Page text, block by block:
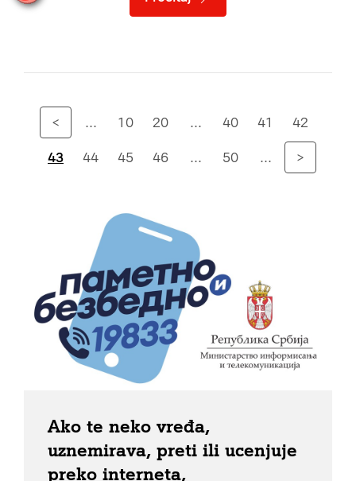
< ... 10 20 ... 40 41 42
43 44 45 46 ... 50 ... >
Ako te neko vređa,
uznemirava, preti ili ucenjuje
preko interneta,